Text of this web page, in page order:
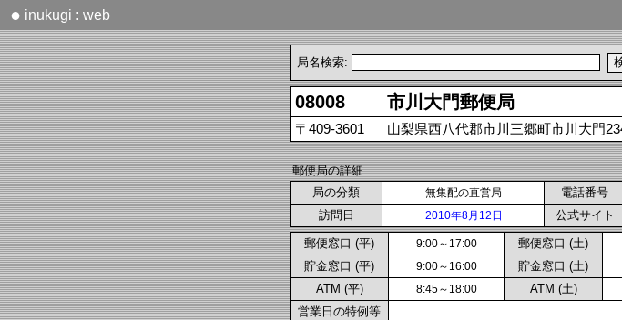
● inukugi : web
局名検索:
08008 市川大門郵便局
〒409-3601 山梨県西八代郡市川三郷町市川大門
郵便局の詳細
局の分類
無集配の直営局 電話番号
訪問日 2010年8月12日 公式サイト
郵便窓口 (平) 9:00～17:00 郵便窓口 (土)
貯金窓口 (平) 9:00～16:00 貯金窓口 (土)
ATM (平) 8:45～18:00 ATM (土)
営業日の特例等